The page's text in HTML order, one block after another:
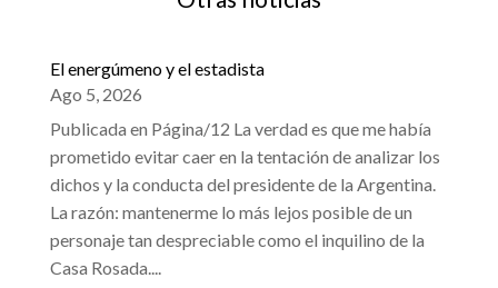
El energúmeno y el estadista
Ago 5, 2026
Publicada en Página/12 La verdad es que me había
prometido evitar caer en la tentación de analizar los
dichos y la conducta del presidente de la Argentina.
La razón: mantenerme lo más lejos posible de un
personaje tan despreciable como el inquilino de la
Casa Rosada....